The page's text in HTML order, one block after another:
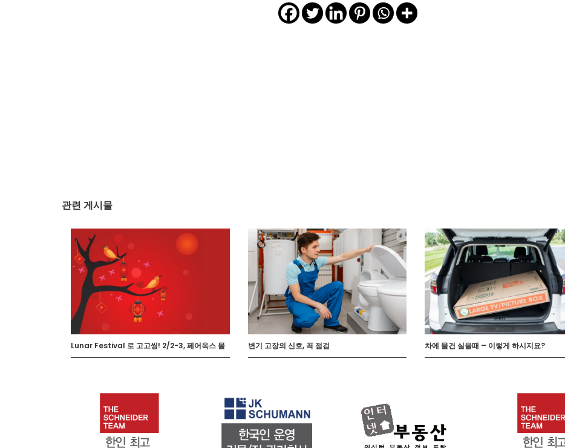
관련 게시물
Lunar Festival 로 고고씽! 2/2-3, 페어옥스 몰 변기 고장의 신호, 꼭 점검 차에 물건 실을때 – 이렇게 하시지요?